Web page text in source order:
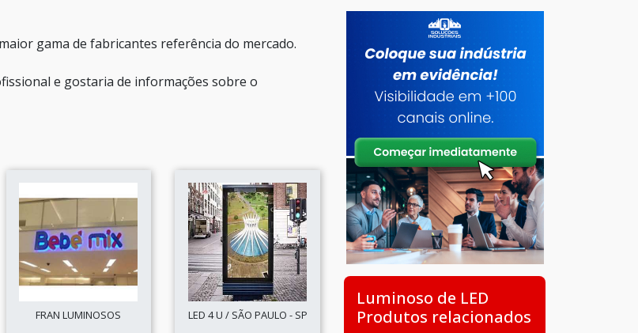
gama de fabricantes referência do mercado.
e gostaria de informações sobre o
FRAN LUMINOSOS
LED 4 U / SÃO PAULO - SP
Luminoso de LED
Produtos relacionados